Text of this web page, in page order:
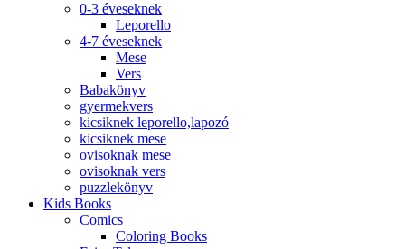
0-3 éveseknek
Leporello
4-7 éveseknek
Mese
Vers
Babakönyv
gyermekvers
kicsiknek leporello,lapozó
kicsiknek mese
ovisoknak mese
ovisoknak vers
puzzlekönyv
Kids Books
Comics
Coloring Books